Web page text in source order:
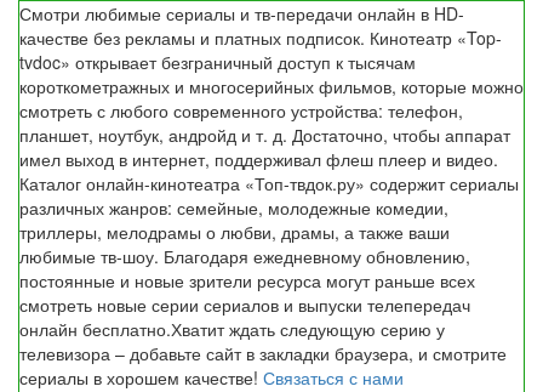
Смотри любимые сериалы и тв-передачи онлайн в HD-
качестве без рекламы и платных подписок. Кинотеатр «Top-
tvdoc» открывает безграничный доступ к тысячам
короткометражных и многосерийных фильмов, которые можно
смотреть с любого современного устройства: телефон,
планшет, ноутбук, андройд и т. д. Достаточно, чтобы аппарат
имел выход в интернет, поддерживал флеш плеер и видео.
Каталог онлайн-кинотеатра «Топ-твдок.ру» содержит сериалы
различных жанров: семейные, молодежные комедии,
триллеры, мелодрамы о любви, драмы, а также ваши
любимые тв-шоу. Благодаря ежедневному обновлению,
постоянные и новые зрители ресурса могут раньше всех
смотреть новые серии сериалов и выпуски телепередач
онлайн бесплатно.Хватит ждать следующую серию у
телевизора – добавьте сайт в закладки браузера, и смотрите
сериалы в хорошем качестве! Связаться с нами